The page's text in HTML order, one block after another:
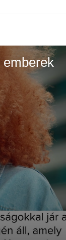
emberek